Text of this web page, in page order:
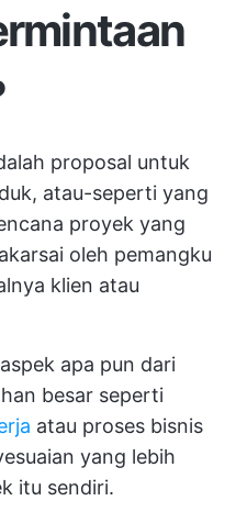
proposal untuk
atau-seperti yang
proyek yang
oleh pemangku
klien atau
apa pun dari
besar seperti
atau proses bisnis
yang lebih
itu sendiri.